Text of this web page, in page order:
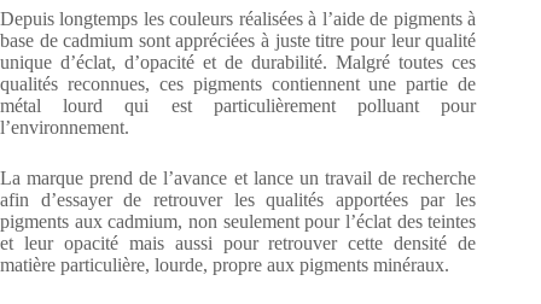
Depuis longtemps les couleurs réalisées à l’aide de pigments à
base de cadmium sont appréciées à juste titre pour leur qualité
unique d’éclat, d’opacité et de durabilité. Malgré toutes ces
qualités reconnues, ces pigments contiennent une partie de
métal lourd qui est particulièrement polluant pour
l’environnement.
La marque prend de l’avance et lance un travail de recherche
afin d’essayer de retrouver les qualités apportées par les
pigments aux cadmium, non seulement pour l’éclat des teintes
et leur opacité mais aussi pour retrouver cette densité de
matière particulière, lourde, propre aux pigments minéraux.